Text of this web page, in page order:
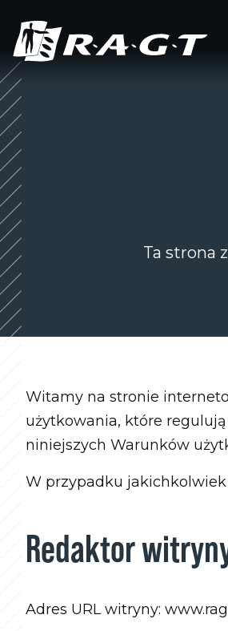
Ta strona
Witamy na stronie
użytkowania, które
niniejszych Warunków
W przypadku
Redaktor
Adres URL witryny: